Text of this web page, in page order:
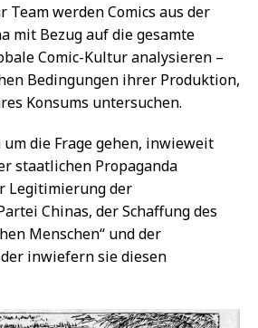
Team werden Comics aus der
mit Bezug auf die gesamte
Comic-Kultur analysieren –
Bedingungen ihrer Produktion,
Konsums untersuchen.
die Frage gehen, inwieweit
staatlichen Propaganda
Legitimierung der
Chinas, der Schaffung des
Menschen“ und der
inwiefern sie diesen